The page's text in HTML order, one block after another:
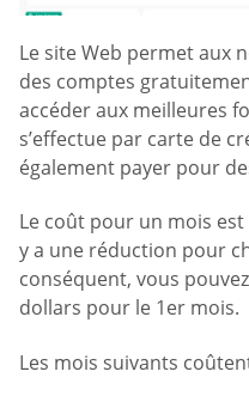
Le site Web permet aux
des comptes
accéder aux meilleures
s’effectue par carte de
également payer pour
Le coût pour un mois
y a une réduction pour
conséquent, vous
dollars pour le 1er mois.
Les mois suivants